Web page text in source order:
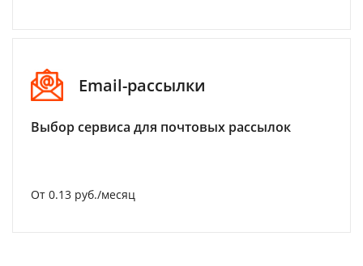
Email-рассылки
Выбор сервиса для почтовых рассылок
От 0.13 руб./месяц